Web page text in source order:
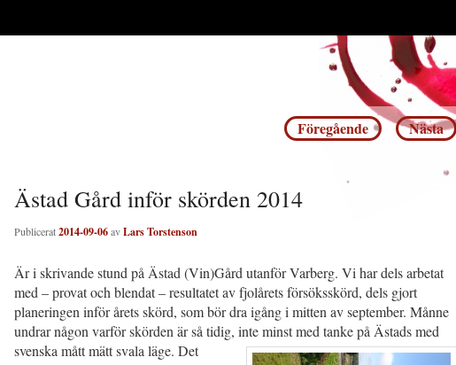
Inläggsnavigering
Föregående Nästa
Ästad Gård inför skörden 2014
Publicerat2014-09-06avLars Torstenson
Är i skrivande stund på Ästad (Vin)Gård utanför Varberg. Vi har dels arbetat
med – provat och blendat – resultatet av fjolårets försöksskörd, dels gjort
planeringen inför årets skörd, som bör dra igång i mitten av september. Månne
undrar någon varför skörden är så tidig, inte minst med tanke på Ästads med
svenska mått mätt svala läge. Det